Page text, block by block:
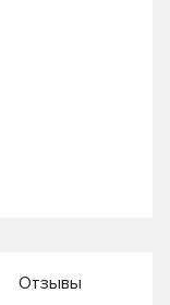
Отзывы